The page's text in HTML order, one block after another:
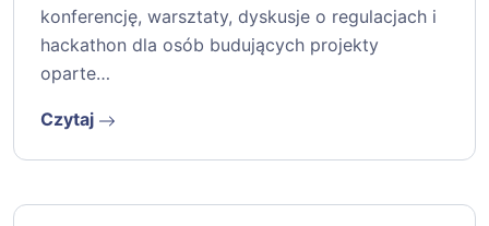
konferencję, warsztaty, dyskusje o regulacjach i
hackathon dla osób budujących projekty
oparte…
Czytaj